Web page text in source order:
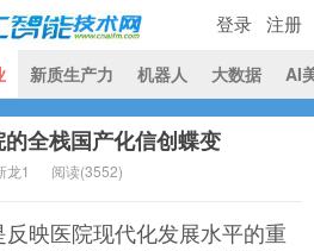
网
新质生产力 机器人 大数据 AI
登录 注册
全栈国产化信创蝶变
龙1 阅读(3552)
反映医院现代化发展水平的重